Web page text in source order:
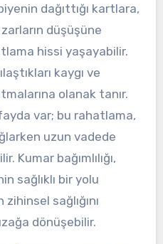
dağıttığı kartlara,
düşüşüne
hissi yaşayabilir.
kaygı ve
olanak tanır.
var; bu rahatlama,
uzun vadede
Kumar bağımlılığı,
sağlıklı bir yolu
sağlığını
dönüşebilir.